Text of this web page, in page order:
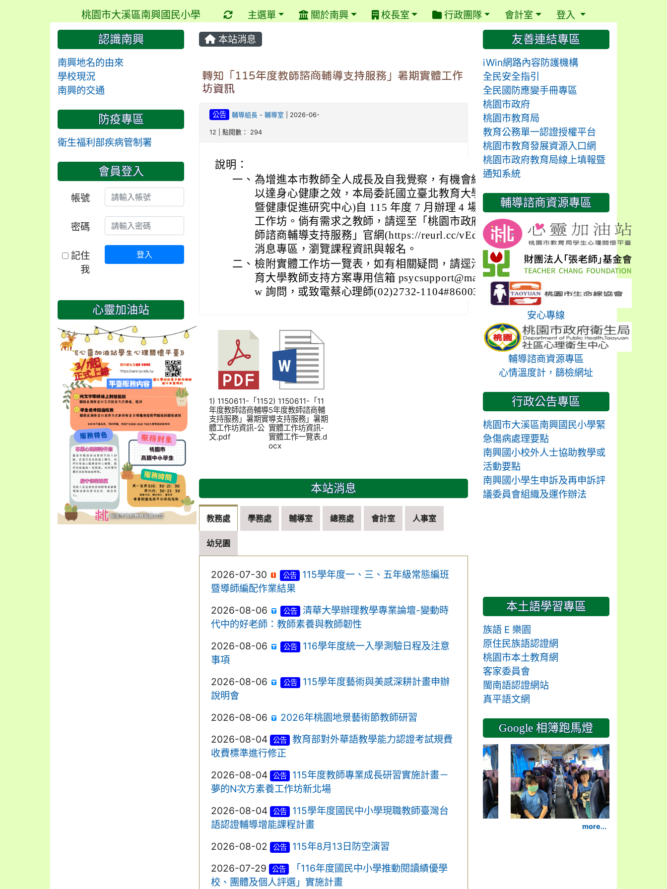
桃園市大溪區南興國民小學 重新取得佈景設定
主選單 關於南興 校長室 行政團隊 會計室 登入
本站消息
轉知「115年度教師諮商輔導支持服務」暑期實體工作
坊資訊
公告 輔導組長- 輔導室 | 2026-06-
12 | 點閱數： 294
說明：
一、 為增進本市教師全人成長及自我覺察，有機會紓解工作壓力
以達身心健康之效，本局委託國立臺北教育大學(心理諮商
曁健康促進研究中心)自 115 年度 7 月辦理 4 場次教師實體
工作坊。倘有需求之教師，請逕至「桃園市政府教育局-教
師諮商輔導支持服務」官網(https://reurl.cc/vEdQXj
最新
消息專區，瀏覽課程資訊與報名。
二、 檢附實體工作坊一覽表，如有相關疑問，請逕洽國立臺北教
育大學教師支持方案專用信箱 psycsupport@mail.ntue.edu.t
w 詢問，或致電蔡心理師(02)2732-1104#86003 。
1) 1150611-「115
年度教師諮商輔導
支持服務」暑期實
體工作坊資訊-公
文.pdf
2) 1150611-「11
5年度教師諮商輔
導支持服務」暑期
實體工作坊資訊-
實體工作一覽表.d
ocx
本站消息
教務處 學務處 輔導室 總務處 會計室 人事室
幼兒園
2026-07-30 公告
115學年度一、三、五年級常態編班
暨導師編配作業結果
2026-08-06
公告
清華大學辦理教學專業論壇-變動時
代中的好老師：教師素養與教師韌性
2026-08-06
公告
116學年度統一入學測驗日程及注意
事項
2026-08-06
公告
115學年度藝術與美感深耕計畫申辦
說明會
2026-08-06
2026年桃園地景藝術節教師研習
2026-08-04 公告
教育部對外華語教學能力認證考試規費
收費標準進行修正
2026-08-04 公告
115年度教師專業成長研習實施計畫－
夢的N次方素養工作坊新北場
2026-08-04 公告
115學年度國民中小學現職教師臺灣台
語認證輔導增能課程計畫
2026-08-02 公告
115年8月13日防空演習
2026-07-29 公告
「116年度國民中小學推動閱讀績優學
校、團體及個人評選」實施計畫
認識南興
南興地名的由來
學校現況
南興的交通
防疫專區
衛生福利部疾病管制署
會員登入
帳號
密碼
記住
我
登入
心靈加油站
友善連結專區
iWin網路內容防護機構
全民安全指引
全民國防應變手冊專區
桃園市政府
桃園市教育局
教育公務單一認證授權平台
桃園市教育發展資源入口網
桃園市政府教育局線上填報暨
通知系統
輔導諮商資源專區
安心專線
輔導諮商資源專區
心情溫度計，篩檢網址
行政公告專區
桃園市大溪區南興國民小學緊
急傷病處理要點
南興國小校外人士協助教學或
活動要點
南興國小學生申訴及再申訴評
議委員會組織及運作辦法
本土語學習專區
族語 E 樂園
原住民族語認證網
桃園市本土教育網
客家委員會
閩南語認證網站
真平語文網
Google 相簿跑馬燈
2024-11-14 六年
more...